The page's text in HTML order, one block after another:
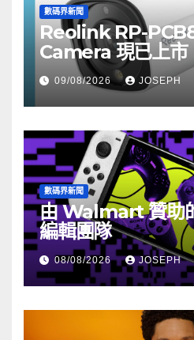
數碼界新聞
Reolink RP-
Camera 現已上市
HK$722
09/08/2026 JOSEPH
數碼界新聞
由 Walmart 贊助
編輯團隊
08/08/2026 JOSEPH